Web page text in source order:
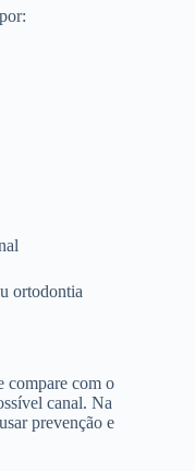
ortodontia
compare com o
canal. Na
prevenção e